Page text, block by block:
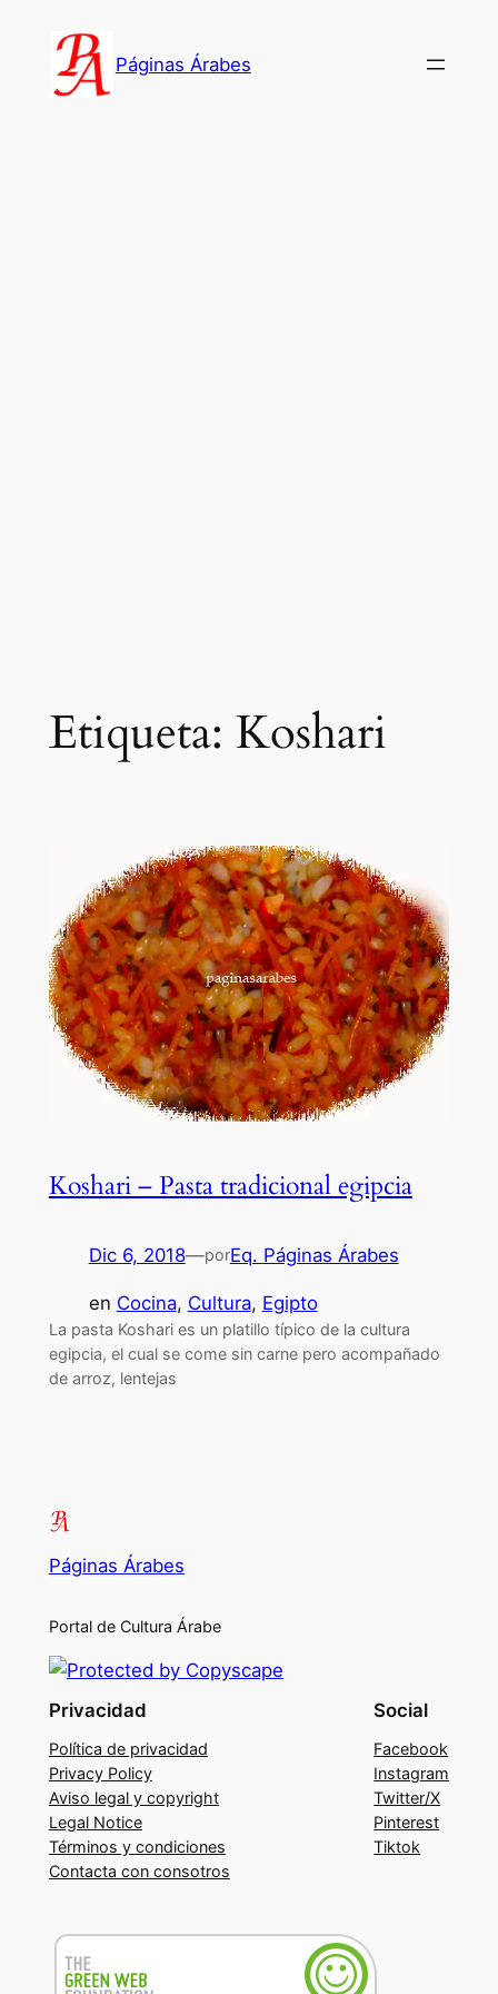
contenido
Páginas Árabes
Etiqueta: Koshari
Koshari – Pasta tradicional egipcia
Dic 6, 2018—porEq. Páginas Árabes
en Cocina, Cultura, Egipto
La pasta Koshari es un platillo típico de la cultura
egipcia, el cual se come sin carne pero acompañado
de arroz, lentejas
Páginas Árabes
Portal de Cultura Árabe
Privacidad
Política de privacidad
Privacy Policy
Aviso legal y copyright
Legal Notice
Términos y condiciones
Contacta con consotros
Social
Facebook
Instagram
Twitter/X
Pinterest
Tiktok